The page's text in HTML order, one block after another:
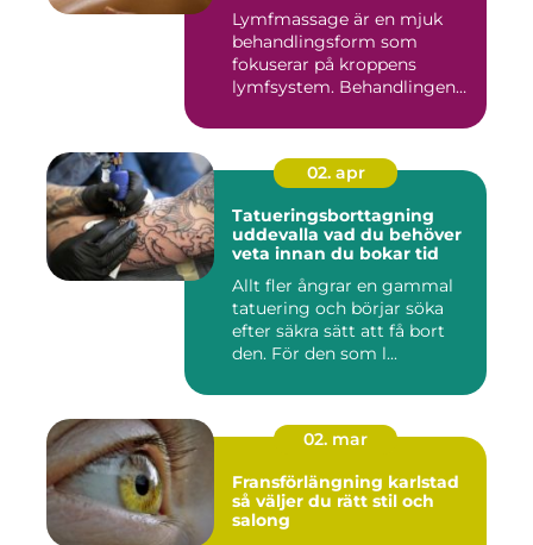
Lymfmassage är en mjuk
behandlingsform som
fokuserar på kroppens
lymfsystem. Behandlingen
02. apr
Tatueringsborttagning
uddevalla vad du behöver
veta innan du bokar tid
Allt fler ångrar en gammal
tatuering och börjar söka
efter säkra sätt att få bort
den. För den som l...
02. mar
Fransförlängning karlstad
så väljer du rätt stil och
salong